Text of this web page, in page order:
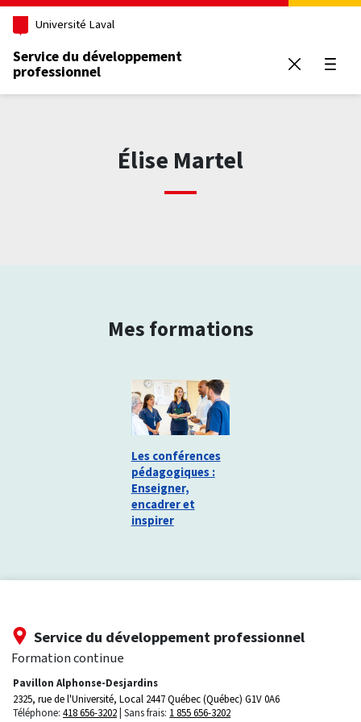
Aller au contenu principal
Université Laval
Service du développement
professionnel
Élise Martel
Mes formations
Les conférences
pédagogiques :
Enseigner,
encadrer et
inspirer
Service du développement professionnel
Formation continue
Pavillon Alphonse-Desjardins
2325, rue de l'Université, Local 2447Québec (Québec) G1V 0A6
Téléphone: 418 656-3202 Sans frais: 1 855 656-3202